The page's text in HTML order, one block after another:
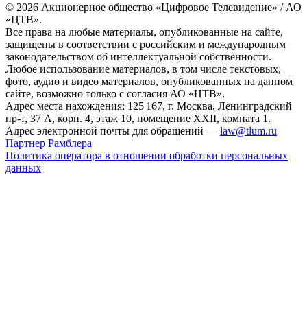
© 2026 Акционерное общество «Цифровое Телевидение» / АО
«ЦТВ».
Все права на любые материалы, опубликованные на сайте,
защищены в соответствии с российским и международным
законодательством об интеллектуальной собственности.
Любое использование материалов, в том числе текстовых,
фото, аудио и видео материалов, опубликованных на данном
сайте, возможно только с согласия АО «ЦТВ».
Адрес места нахождения: 125 167, г. Москва, Ленинградский
пр-т, 37 А, корп. 4, этаж 10, помещение XXII, комната 1.
Адрес электронной почты для обращений — law@tlum.ru
Партнер Рамблера
Политика оператора в отношении обработки персональных
данных